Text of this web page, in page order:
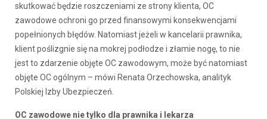
skutkować będzie roszczeniami ze strony klienta, OC
zawodowe ochroni go przed finansowymi konsekwencjami
popełnionych błędów. Natomiast jeżeli w kancelarii prawnika,
klient poślizgnie się na mokrej podłodze i złamie nogę, to nie
jest to zdarzenie objęte OC zawodowym, może być natomiast
objęte OC ogólnym – mówi Renata Orzechowska, analityk
Polskiej Izby Ubezpieczeń.
OC zawodowe nie tylko dla prawnika i lekarza